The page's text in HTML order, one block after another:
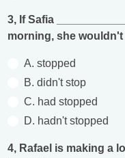
3, If Safia
morning, she
A. stopped
B. didn't stop
C. had stopped
D. hadn't stopped
4, Rafael is making a